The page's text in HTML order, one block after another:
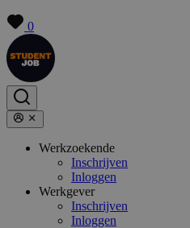
0
Werkzoekende
Inschrijven
Inloggen
Werkgever
Inschrijven
Inloggen